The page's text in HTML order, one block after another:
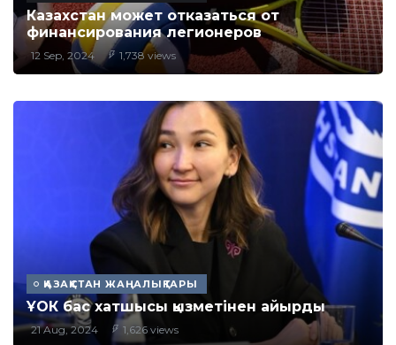
Казахстан может отказаться от
финансирования легионеров
12 Sep, 2024 1,738 views
ҚАЗАҚСТАН ЖАҢАЛЫҚТАРЫ
ҰОК бас хатшысы қызметінен айырды
21 Aug, 2024 1,626 views